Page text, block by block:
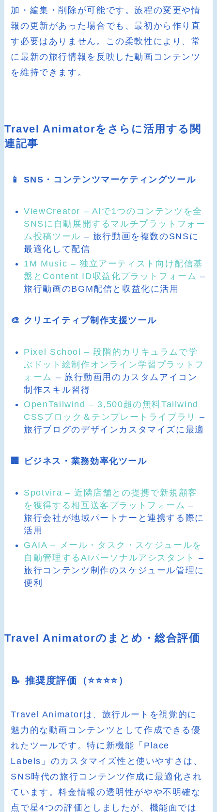
加・編集・削除が可能です。旅程の変更や情
報の更新があった場合でも、最初から作り直
す必要はありません。この柔軟性により、常
に最新の旅行情報を反映した動画コンテンツ
を維持できます。
Travel Animatorをさらに活用する関
連記事
📱 SNS・コンテンツマーケティングツール
ViewCreator – AIで1つのコンテンツを全
SNSに自動展開するマルチプラットフォー
ム投稿ツール – 旅行動画を複数のSNSに
最適化して配信
1M Music – 独立アーティスト向け配信基
盤とContent ID収益化プラットフォーム –
旅行動画のBGM配信と収益化に活用
🎨 クリエイティブ制作支援ツール
Pixel School – 段階的カリキュラムで学
ぶドット絵制作オンライン学習プラットフ
ォーム – 旅行動画用のカスタムアイコン
制作スキル習得
OpenTailwind – 3,500超の無料Tailwind
CSSブロック＆テンプレートライブラリ
–
旅行ブログのデザインカスタマイズに最適
🏢 ビジネス・業務効率化ツール
Spotvira – 近隣店舗との提携で新規顧客
を獲得する相互送客プラットフォーム –
旅行会社が地域パートナーと連携する際に
活用
GAIA – メール・タスク・スケジュールを
自動管理するAIパーソナルアシスタント
–
旅行コンテンツ制作のスケジュール管理に
便利
Travel Animatorのまとめ・総合評価
📝 推奨度評価（⭐️⭐️⭐️⭐️）
Travel Animatorは、旅行ルートを視覚的に
魅力的な動画コンテンツとして作成できる優
れたツールです。特に新機能「Place
Labels」のカスタマイズ性と使いやすさは、
SNS時代の旅行コンテンツ作成に最適化され
ています。料金情報の透明性がやや不明確な
点で星4つの評価としましたが、機能面では